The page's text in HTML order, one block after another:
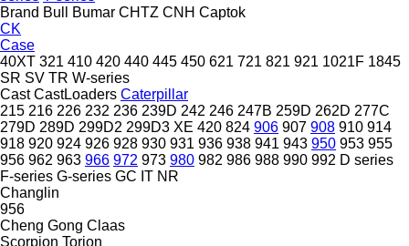
Brand Bull Bumar CHTZ CNH Captok
CK
Case
40XT 321 410 420 440 445 450 621 721 821 921 1021F 1845
SR SV TR W-series
Cast CastLoaders Caterpillar
215 216 226 232 236 239D 242 246 247B 259D 262D 277C
279D 289D 299D2 299D3 XE 420 824 906 907 908 910 914
918 920 924 926 928 930 931 936 938 941 943 950 953 955
956 962 963 966 972 973 980 982 986 988 990 992 D series
F-series G-series GC IT NR
Changlin
956
Cheng Gong Claas
Scorpion Torion